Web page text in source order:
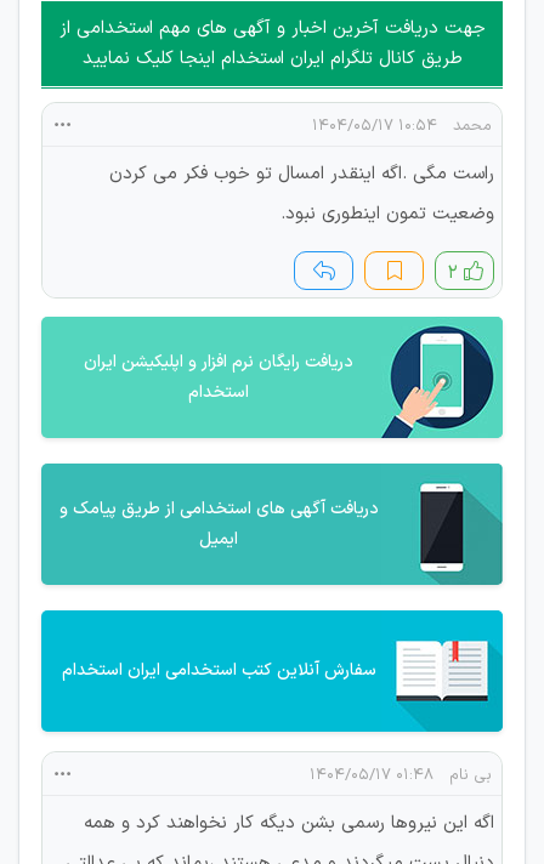
امکان هماهنگی برای هرگونه ملاقات حضوری چه به صورت دسته
جمعی و چه فردی توسط کاربران سایت وجود ندارد.
جهت دریافت آخرین اخبار و آگهی های مهم استخدامی از
طریق کانال تلگرام ایران استخدام اینجا کلیک نمایید
محمد ۱۰:۵۴ ۱۴۰۴/۰۵/۱۷
راست مگی .اگه اینقدر امسال تو خوب فکر می کردن
وضعیت تمون اینطوری نبود.
۲
دریافت رایگان نرم افزار و اپلیکیشن ایران
استخدام
دریافت آگهی های استخدامی از طریق پیامک و
ایمیل
سفارش آنلاین کتب استخدامی ایران استخدام
بی نام ۰۱:۴۸ ۱۴۰۴/۰۵/۱۷
اگه این نیروها رسمی بشن دیگه کار نخواهند کرد و همه